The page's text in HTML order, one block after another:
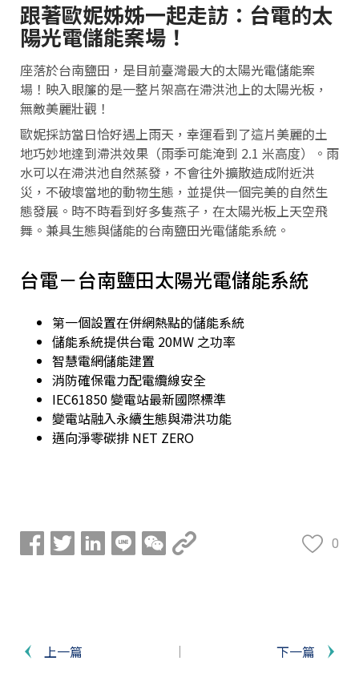
跟著歐妮姊姊一起走訪：台電的太
陽光電儲能案場！
座落於台南鹽田，是目前臺灣最大的太陽光電儲能案
場！映入眼簾的是一整片架高在滯洪池上的太陽光板，
無敵美麗壯觀！
歐妮採訪當日恰好遇上雨天，幸運看到了這片美麗的土
地巧妙地達到滯洪效果（雨季可能淹到 2.1 米高度）。雨
水可以在滯洪池自然蒸發，不會往外擴散造成附近洪
災，不破壞當地的動物生態，並提供一個完美的自然生
態發展。時不時看到好多隻燕子，在太陽光板上天空飛
舞。兼具生態與儲能的台南鹽田光電儲能系統。
台電－台南鹽田太陽光電儲能系統
第一個設置在併網熱點的儲能系統
儲能系統提供台電 20MW 之功率
智慧電網儲能建置
消防確保電力配電纜線安全
IEC61850 變電站最新國際標準
變電站融入永續生態與滯洪功能
邁向淨零碳排 NET ZERO
0
上一篇 下一篇